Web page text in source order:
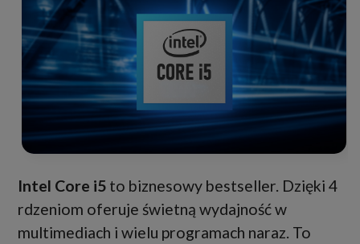
Intel Core i5 to biznesowy bestseller. Dzięki 4
rdzeniom oferuje świetną wydajność w
multimediach i wielu programach naraz. To